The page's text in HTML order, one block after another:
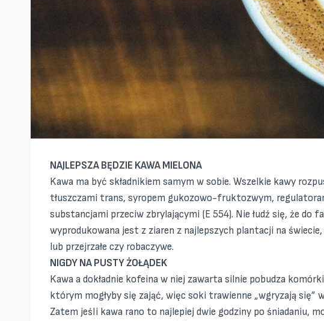
NAJLEPSZA BĘDZIE KAWA MIELONA
Kawa ma być składnikiem samym w sobie. Wszelkie kawy
tłuszczami trans, syropem gukozowo-fruktozwym,
substancjami przeciw zbrylającymi (E 554). Nie łudź się, że
wyprodukowana jest z ziaren z najlepszych plantacji na
lub przejrzałe czy robaczywe.
NIGDY NA PUSTY ŻOŁĄDEK
Kawa a dokładnie kofeina w niej zawarta silnie pobudza
którym mogłyby się zająć, więc soki trawienne „wgryzają się”
Zatem jeśli kawa rano to najlepiej dwie godziny po śniadaniu,